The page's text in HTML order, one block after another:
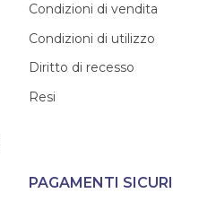
Condizioni di vendita
Condizioni di utilizzo
Diritto di recesso
Resi
PAGAMENTI SICURI